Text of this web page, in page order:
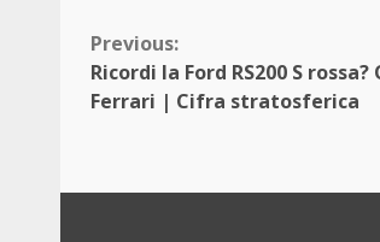
Continue
Reading
Previous:
Ricordi la Ford RS200 S
Ferrari | Cifra stratosferica